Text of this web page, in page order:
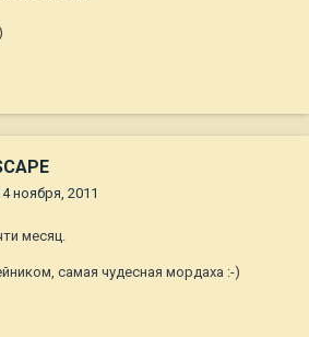
ноября, 2011
месяц.
самая чудесная мордаха :-)